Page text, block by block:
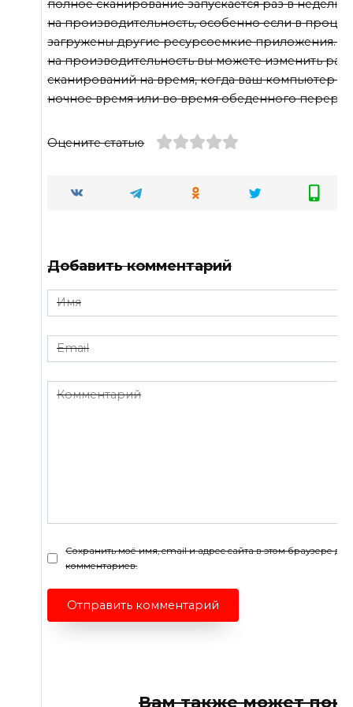
полное сканирование запускается раз в неделю.
на производительность, особенно если в
загружены другие ресурсоемкие приложения.
на производительность вы можете изменить
сканирований на время, когда ваш компьютер
ночное время или во время обеденного
Оцените статью
Добавить комментарий
Имя
*
Email
*
Комментарий
Сохранить моё имя, email и адрес сайта в этом браузере
комментариев.
Вам также может